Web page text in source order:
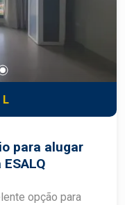
para alugar
opção para